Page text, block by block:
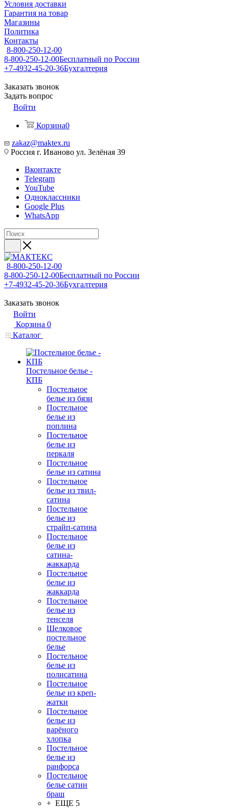
Условия доставки
Гарантия на товар
Магазины
Политика
Контакты
8-800-250-12-00
8-800-250-12-00Бесплатный по России
+7-4932-45-20-36Бухгалтерия
Заказать звонок
Задать вопрос
Войти
Корзина0
zakaz@maktex.ru
Россия г. Иваново ул. Зелёная 39
Вконтакте
Telegram
YouTube
Одноклассники
Google Plus
WhatsApp
8-800-250-12-00
8-800-250-12-00Бесплатный по России
+7-4932-45-20-36Бухгалтерия
Заказать звонок
Войти
Корзина 0
Каталог
Постельное белье -
КПБ
Постельное
белье из бязи
Постельное
белье из
поплина
Постельное
белье из
перкаля
Постельное
белье из сатина
Постельное
белье из твил-
сатина
Постельное
белье из
страйп-сатина
Постельное
белье из
сатина-
жаккарда
Постельное
белье из
жаккарда
Постельное
белье из
тенселя
Шелковое
постельное
белье
Постельное
белье из
полисатина
Постельное
белье из креп-
жатки
Постельное
белье из
варёного
хлопка
Постельное
белье из
ранфорса
Постельное
белье сатин
браш
+ ЕЩЕ 5